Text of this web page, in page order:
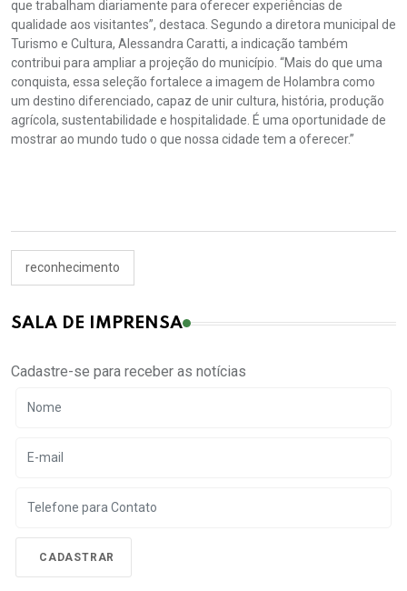
que trabalham diariamente para oferecer experiências de
qualidade aos visitantes”, destaca. Segundo a diretora municipal de
Turismo e Cultura, Alessandra Caratti, a indicação também
contribui para ampliar a projeção do município. “Mais do que uma
conquista, essa seleção fortalece a imagem de Holambra como
um destino diferenciado, capaz de unir cultura, história, produção
agrícola, sustentabilidade e hospitalidade. É uma oportunidade de
mostrar ao mundo tudo o que nossa cidade tem a oferecer.”
reconhecimento
SALA DE IMPRENSA
Cadastre-se para receber as notícias